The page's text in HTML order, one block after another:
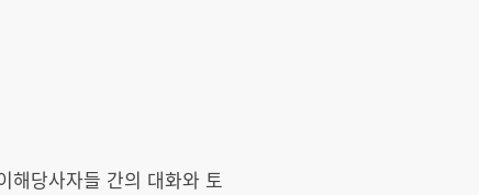
해당사자들 간의 대화와 토